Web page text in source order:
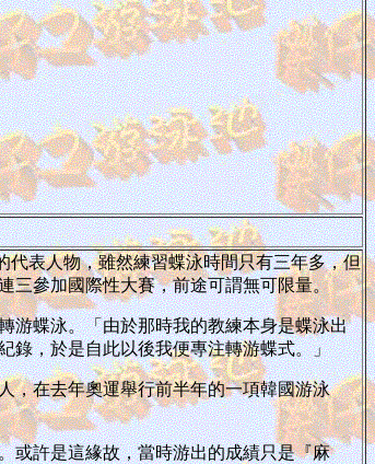
表人物，雖然練習蝶泳時間只有三年多，但
三參加國際性大賽，前途可謂無可限量。
游蝶泳。「由於那時我的教練本身是蝶泳出
錄，於是自此以後我便專注轉游蝶式。」
，在去年奧運舉行前半年的一項韓國游泳
或許是這緣故，當時游出的成績只是『麻